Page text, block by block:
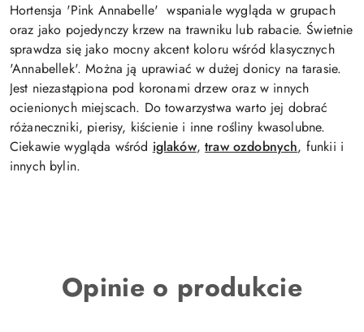
Hortensja 'Pink Annabelle' wspaniale wygląda w grupach
oraz jako pojedynczy krzew na trawniku lub rabacie. Świetnie
sprawdza się jako mocny akcent koloru wśród klasycznych
'Annabellek'. Można ją uprawiać w dużej donicy na tarasie.
Jest niezastąpiona pod koronami drzew oraz w innych
ocienionych miejscach. Do towarzystwa warto jej dobrać
różaneczniki, pierisy, kiścienie i inne rośliny kwasolubne.
Ciekawie wygląda wśród iglaków,traw ozdobnych, funkii i
innych bylin.
Opinie o produkcie